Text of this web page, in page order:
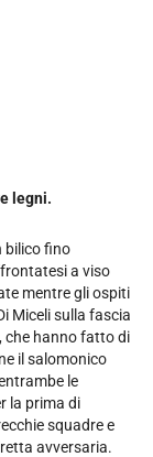
legni.
bilico fino
a viso
mentre gli ospiti
Miceli sulla fascia
che hanno fatto di
il salomonico
le
la prima di
squadre e
avversaria.